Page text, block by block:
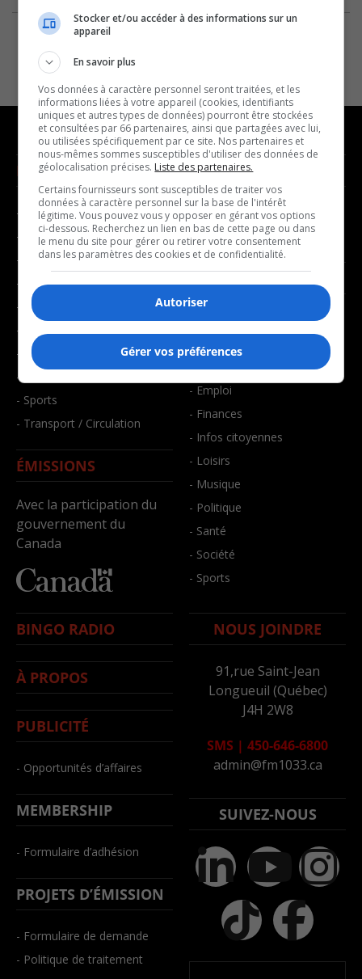
NOUVELLES
- Affaires municipales
- Communauté / Social
- Culture
- Économie
- Éducation
- Environnement
- Faits divers
- Santé et bien-être
- Sports
- Transport / Circulation
ÉMISSIONS
Avec la participation du
gouvernement du
Canada
MUSIQUE
- Décompte franco
- Joué récemment
BALADOS
- Affaires
- Art de vivre
- Bien-être
- Emploi
- Finances
- Infos citoyennes
- Loisirs
- Musique
- Politique
- Santé
- Société
- Sports
BINGO RADIO
À PROPOS
PUBLICITÉ
- Opportunités d’affaires
MEMBERSHIP
- Formulaire d’adhésion
PROJETS D’ÉMISSION
- Formulaire de demande
- Politique de traitement
NOUS JOINDRE
91,rue Saint-Jean
Longueuil (Québec)
J4H 2W8
SMS | 450-646-6800
admin@fm1033.ca
SUIVEZ-NOUS
Stocker et/ou accéder à des informations sur un
appareil
En savoir plus
Vos données à caractère personnel seront traitées, et les
informations liées à votre appareil (cookies, identifiants
uniques et autres types de données) pourront être stockées
et consultées par 66 partenaires, ainsi que partagées avec lui,
ou utilisées spécifiquement par ce site. Nos partenaires et
nous-mêmes sommes susceptibles d'utiliser des données de
géolocalisation précises. Liste des partenaires.
Certains fournisseurs sont susceptibles de traiter vos
données à caractère personnel sur la base de l'intérêt
légitime. Vous pouvez vous y opposer en gérant vos options
ci-dessous. Recherchez un lien en bas de cette page ou dans
le menu du site pour gérer ou retirer votre consentement
dans les paramètres des cookies et de confidentialité.
Autoriser
Gérer vos préférences